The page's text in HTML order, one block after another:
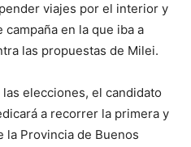
viajes por el interior y
en la que iba a
las propuestas de Milei.
elecciones, el candidato
a recorrer la primera y
Provincia de Buenos